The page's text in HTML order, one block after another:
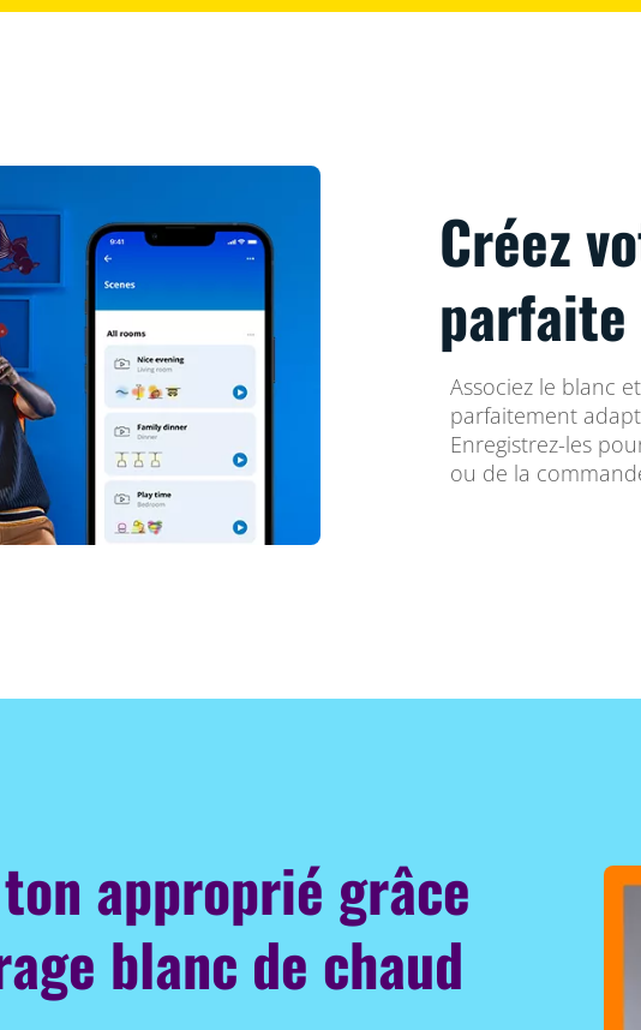
Créez
parfaite
Associez le blanc
parfaitement
Enregistrez-les
ou de la
approprié grâce
blanc de chaud